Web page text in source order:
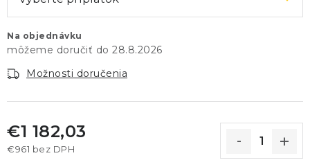
Na objednávku
28.8.2026
Možnosti doručenia
€1 182,03
€961 bez DPH